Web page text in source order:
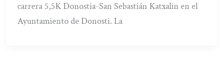
carrera 5,5K Donostia-San Sebastián Katxalin en el
Ayuntamiento de Donosti. La